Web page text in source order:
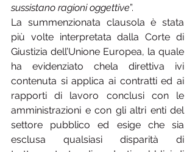
sussistano ragioni oggettive”.
La summenzionata clausola è stata
più volte interpretata dalla Corte di
Giustizia dell’Unione Europea, la quale
ha evidenziato chela direttiva ivi
contenuta si applica ai contratti ed ai
rapporti di lavoro conclusi con le
amministrazioni e con gli altri enti del
settore pubblico ed esige che sia
esclusa qualsiasi disparità di